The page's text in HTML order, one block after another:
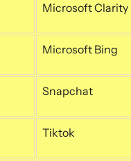
Microsoft Clarity
Microsoft Bing
Snapchat
Tiktok